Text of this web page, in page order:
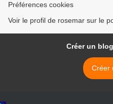
Préférences cookies
Voir le profil de rosemar sur le
Créer un
Créer